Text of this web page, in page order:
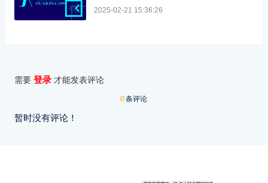
2025-02-21 15:36:26
需要登录 才能发表评论
0条评论
暂时没有评论！